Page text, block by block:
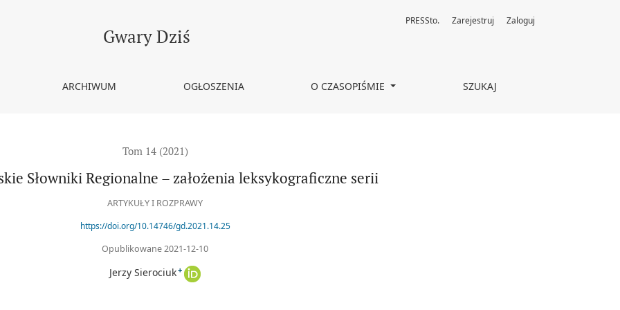
serii Gwary Dziś
ARCHIWUM OGŁOSZENIA O CZASOPIŚMIE SZUKAJ
PRESSto. Zarejestruj Zaloguj
Tom 14 (2021)
Słowniki Regionalne – założenia leksykograficzne serii
ARTYKUŁY I ROZPRAWY
https://doi.org/10.14746/gd.2021.14.25
Opublikowane 2021-12-10
Jerzy Sierociuk +